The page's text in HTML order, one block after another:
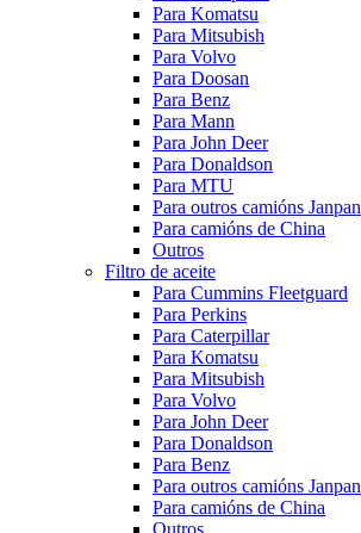
Para Komatsu
Para Mitsubish
Para Volvo
Para Doosan
Para Benz
Para Mann
Para John Deer
Para Donaldson
Para MTU
Para outros camións Janpan
Para camións de China
Outros
Filtro de aceite
Para Cummins Fleetguard
Para Perkins
Para Caterpillar
Para Komatsu
Para Mitsubish
Para Volvo
Para John Deer
Para Donaldson
Para Benz
Para outros camións Janpan
Para camións de China
Outros